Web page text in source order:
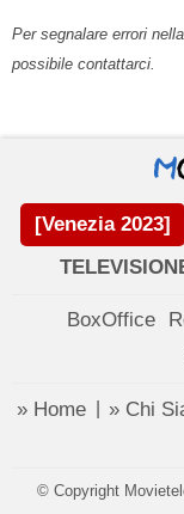
Per segnalare errori
possibile contattarci.
[Venezia 2023]
BoxOffice
» Home » Chi
© Copyright